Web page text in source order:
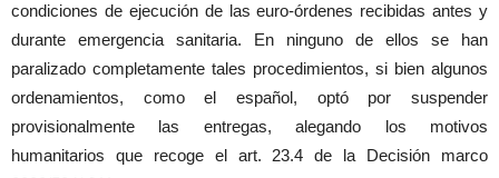
condiciones de ejecución de las euro-órdenes recibidas antes y
durante emergencia sanitaria. En ninguno de ellos se han
paralizado completamente tales procedimientos, si bien algunos
ordenamientos, como el español, optó por suspender
provisionalmente las entregas, alegando los motivos
humanitarios que recoge el art. 23.4 de la Decisión marco